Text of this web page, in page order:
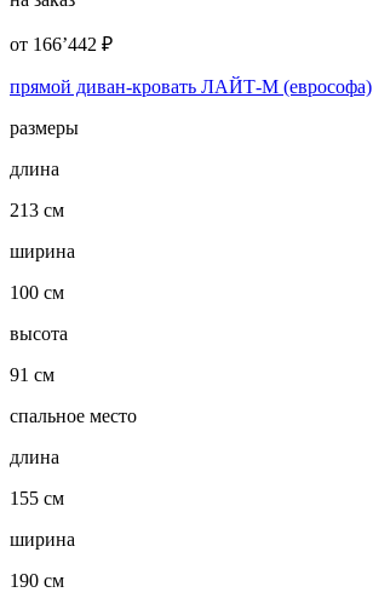
от 166’442 ₽
прямой диван-кровать ЛАЙТ-М (еврософа)
размеры
длина
213 см
ширина
100 см
высота
91 см
спальное место
длина
155 см
ширина
190 см